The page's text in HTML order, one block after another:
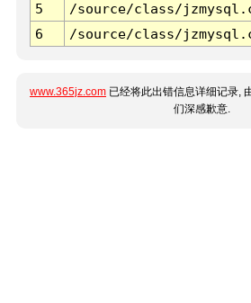
5
/source/class/
6
/source/class/
www.365jz.com 已经将此出错信息详细记录,
们深感歉意.